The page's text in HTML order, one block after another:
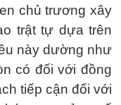
chủ trương xây
trật tự dựa trên
này dường như
có đối với đồng
tiếp cận đối với